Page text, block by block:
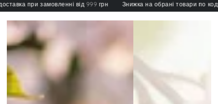
при замовленні від 999 грн Знижка на обрані товари по коду: